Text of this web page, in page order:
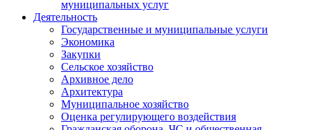
муниципальных услуг
Деятельность
Государственные и муниципальные услуги
Экономика
Закупки
Сельское хозяйство
Архивное дело
Архитектура
Муниципальное хозяйство
Оценка регулирующего воздействия